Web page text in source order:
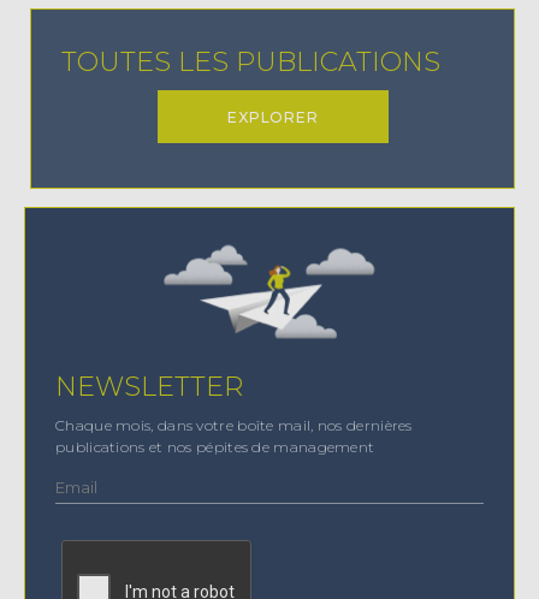
TOUTES LES PUBLICATIONS
EXPLORER
NEWSLETTER
Chaque mois, dans votre boîte mail, nos dernières
publications et nos pépites de management